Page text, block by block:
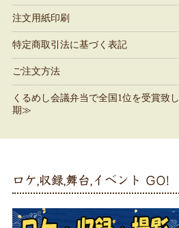
注文用紙印刷
特定商取引法に基づく表記
ご注文方法
くるめし会議弁当で全国1位を受賞致
期≫
ロケ,収録,舞台,イベント GO!